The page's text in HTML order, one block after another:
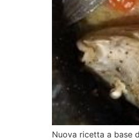
Nuova ricetta a base